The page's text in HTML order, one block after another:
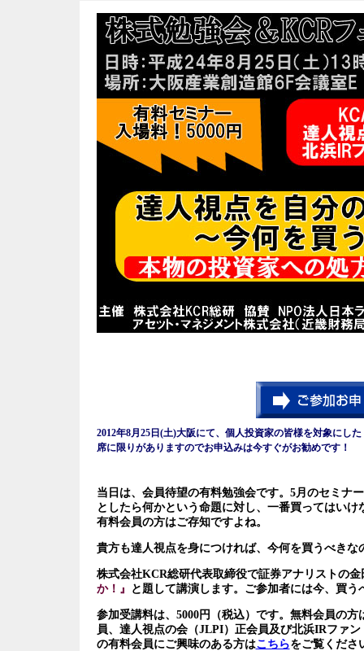
2012年8月25日(土)大阪にて、個人投資家の皆様を対象にし
席に限りがありますのでお申込みは今すぐがお勧めです！
当日は、 会員待望の有料勉強会です。5月のセミナ
としたら何かという命題に対し、一番買ってはい
有料会員の方はご存知ですよね。
貴方も達人視点を身につければ、今何を買うべき
株式会社KCR総研代表取締役で証券アナリストの金
か！』
と題して講演します。 ご参加者には今、買う
参加受講料は、5000円（税込）です。無料会員の
員、達人視点の会（JLPI）正会員及び北浜IRファ
の有料会員にご興味のある方はこちらをご覧くださ